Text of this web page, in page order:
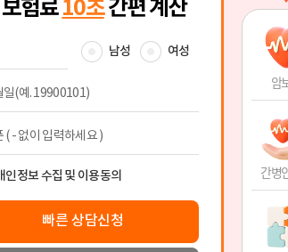
암
간병